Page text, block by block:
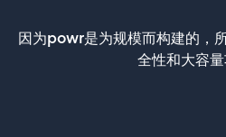
因为powr是为规模而构建的，
全性和大容量